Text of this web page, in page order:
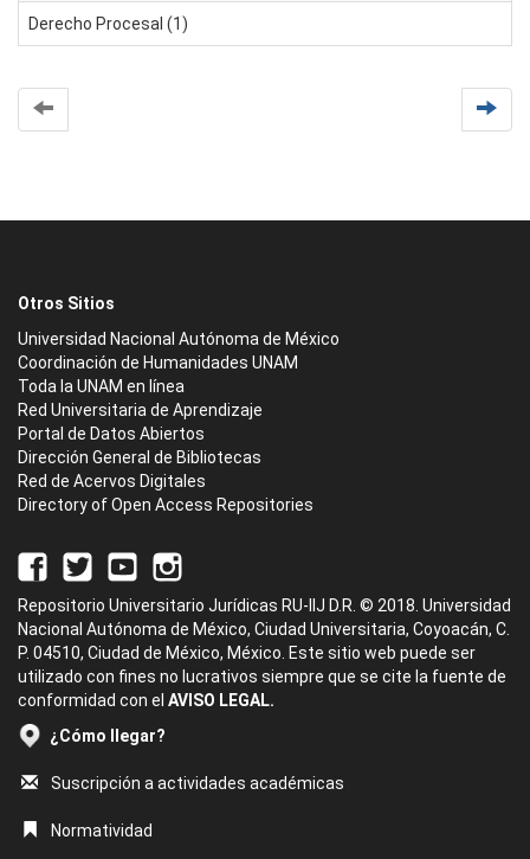
Derecho Procesal (1)
Otros Sitios
Universidad Nacional Autónoma de México
Coordinación de Humanidades UNAM
Toda la UNAM en línea
Red Universitaria de Aprendizaje
Portal de Datos Abiertos
Dirección General de Bibliotecas
Red de Acervos Digitales
Directory of Open Access Repositories
Repositorio Universitario Jurídicas RU-IIJ D.R. © 2018. Universidad
Nacional Autónoma de México, Ciudad Universitaria, Coyoacán, C.
P. 04510, Ciudad de México, México. Este sitio web puede ser
utilizado con fines no lucrativos siempre que se cite la fuente de
conformidad con el AVISO LEGAL.
¿Cómo llegar?
Suscripción a actividades académicas
Normatividad